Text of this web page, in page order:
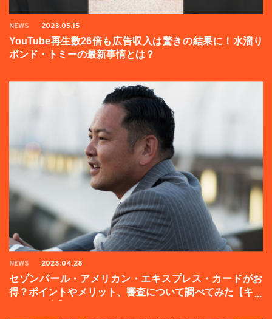
NEWS 2023.05.15
YouTube再生数26倍も広告収入は驚きの結果に！水溜り
ボンド・トミーの最新事情とは？
NEWS 2023.04.28
セゾンパール・アメリカン・エキスプレス・カードがお
得？ポイントやメリット、審査について調べてみた【キャ